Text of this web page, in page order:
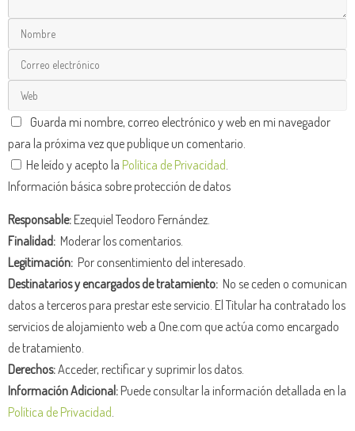
Guarda mi nombre, correo electrónico y web en mi navegador
para la próxima vez que publique un comentario.
He leído y acepto la Política de Privacidad
Información básica sobre protección de datos
Responsable:Ezequiel Teodoro Fernández.
Finalidad: Moderar los comentarios.
Legitimación: Por consentimiento del interesado.
Destinatarios y encargados de tratamiento: No se ceden o comunican
datos a terceros para prestar este servicio. El Titular ha contratado los
servicios de alojamiento web a One.com que actúa como encargado
de tratamiento.
Derechos:Acceder, rectificar y suprimir los datos.
Información Adicional:Puede consultar la información detallada en la
Política de Privacidad